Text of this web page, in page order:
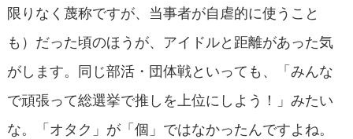
限りなく蔑称ですが、当事者が自虐的に使うこと
も）だった頃のほうが、アイドルと距離があった気
がします。同じ部活・団体戦といっても、「みんな
で頑張って総選挙で推しを上位にしよう！」みたい
な。「オタク」が「個」ではなかったんですよね。